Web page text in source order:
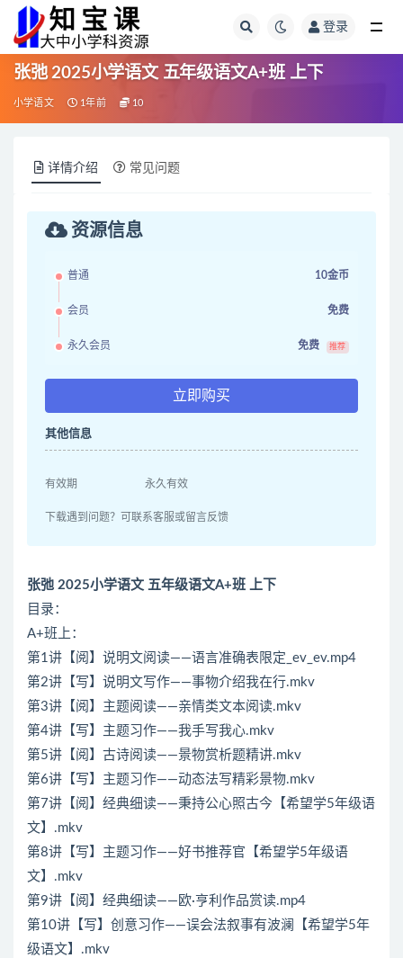
登录
张弛 2025小学语文 五年级语文A+班 上下
小学语文 1年前 10
详情介绍 常见问题
资源信息
普通 10金币
会员 免费
永久会员 免费 推荐
立即购买
其他信息
有效期 永久有效
下载遇到问题？可联系客服或留言反馈
张弛 2025小学语文 五年级语文A+班 上下
目录：
A+班上：
第1讲【阅】说明文阅读——语言准确表限定_ev_ev.mp4
第2讲【写】说明文写作——事物介绍我在行.mkv
第3讲【阅】主题阅读——亲情类文本阅读.mkv
第4讲【写】主题习作——我手写我心.mkv
第5讲【阅】古诗阅读——景物赏析题精讲.mkv
第6讲【写】主题习作——动态法写精彩景物.mkv
第7讲【阅】经典细读——秉持公心照古今【希望学5年级语
文】.mkv
第8讲【写】主题习作——好书推荐官【希望学5年级语
文】.mkv
第9讲【阅】经典细读——欧·亨利作品赏读.mp4
第10讲【写】创意习作―—误会法叙事有波澜【希望学5年
级语文】.mkv
全部